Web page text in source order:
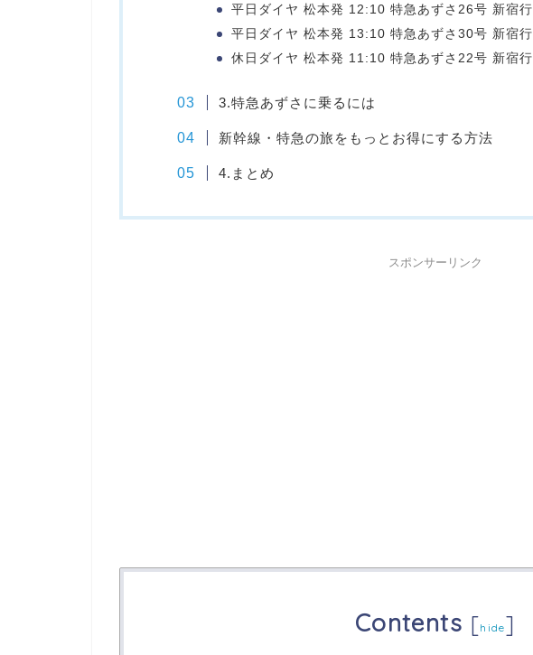
平日ダイヤ 松本発 12:10 特急あずさ26号 新宿行
平日ダイヤ 松本発 13:10 特急あずさ30号 新宿行
休日ダイヤ 松本発 11:10 特急あずさ22号 新宿行
3.特急あずさに乗るには
新幹線・特急の旅をもっとお得にする方法
4.まとめ
スポンサーリンク
Contents [hide]